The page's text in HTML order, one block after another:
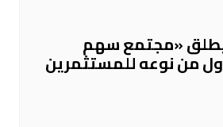
«مجتمع سهم
من نوعه للمستثمرين